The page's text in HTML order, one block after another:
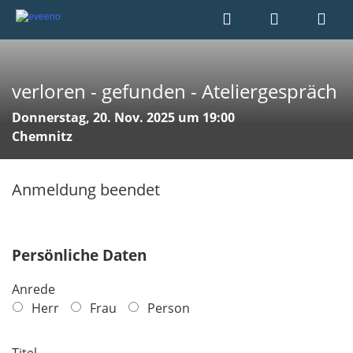
verloren - gefunden - Ateliergespräch
Donnerstag, 20. Nov. 2025 um 19:00
Chemnitz
Anmeldung beendet
Persönliche Daten
Anrede
Herr
Frau Person